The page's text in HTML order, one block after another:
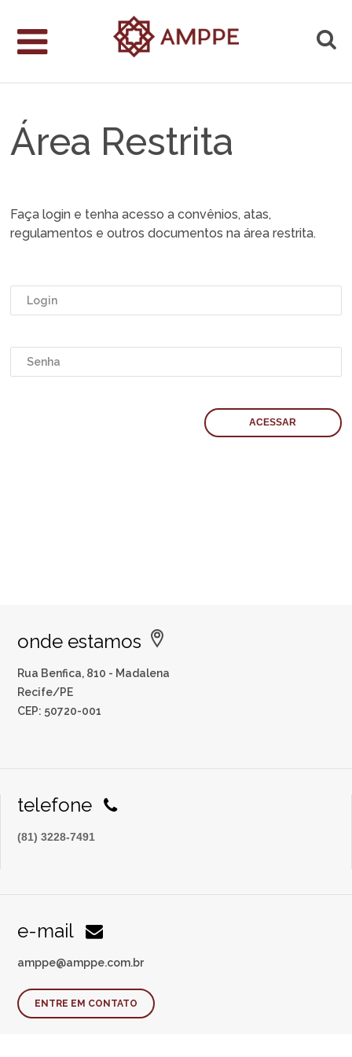
Área Restrita
Faça login e tenha acesso a convênios, atas,
regulamentos e outros documentos na área restrita.
onde estamos
Rua Benfica, 810 - Madalena
Recife/PE
CEP: 50720-001
telefone
(81) 3228-7491
e-mail
amppe@amppe.com.br
ENTRE EM CONTATO